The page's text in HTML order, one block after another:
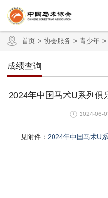
首页 协会服务 青少年
成绩查询
2024年中国马术U系列俱
2024-06-
见附件： 2024年中国马术U